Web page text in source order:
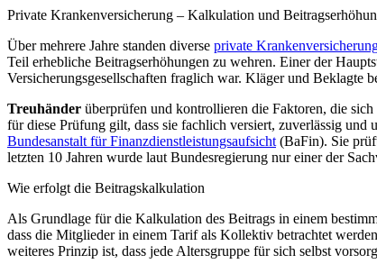
Private Krankenversicherung – Kalkulation und
Über mehrere Jahre standen diverse private
Teil erhebliche Beitragserhöhungen zu wehren. Einer der
Versicherungsgesellschaften fraglich war. Kläger und Beklagte
Treuhänder überprüfen und kontrollieren die Faktoren, die
für diese Prüfung gilt, dass sie fachlich versiert, zuverlässig
Bundesanstalt für Finanzdienstleistungsaufsicht (BaFin). Sie
letzten 10 Jahren wurde laut Bundesregierung nur einer der
Wie erfolgt die Beitragskalkulation
Als Grundlage für die Kalkulation des Beitrags in einem
dass die Mitglieder in einem Tarif als Kollektiv betrachtet
weiteres Prinzip ist, dass jede Altersgruppe für sich selbst